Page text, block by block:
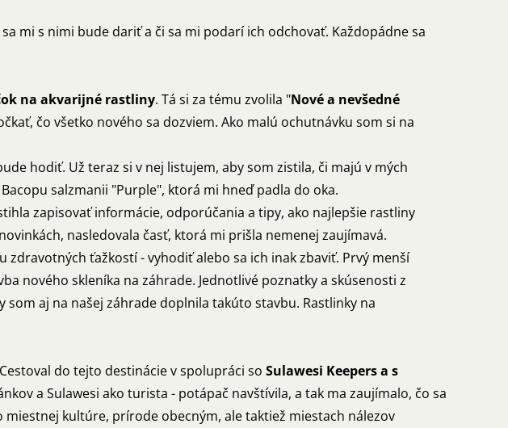
mi s nimi bude dariť a či sa mi podarí ich odchovať. Každopádne sa
na akvarijné rastliny. Tá si za tému zvolila "Nové a nevšedné
čo všetko nového sa dozviem. Ako malú ochutnávku som si na
hodiť. Už teraz si v nej listujem, aby som zistila, či majú v mých
salzmanii "Purple", ktorá mi hneď padla do oka.
zapisovať informácie, odporúčania a tipy, ako najlepšie rastliny
nasledovala časť, ktorá mi prišla nemenej zaujímavá.
ťažkostí - vyhodiť alebo sa ich inak zbaviť. Prvý menší
nového skleníka na záhrade. Jednotlivé poznatky a skúsenosti z
aj na našej záhrade doplnila takúto stavbu. Rastlinky na
do tejto destinácie v spolupráci so Sulawesi Keepers a s
a Sulawesi ako turista - potápač navštívila, a tak ma zaujímalo, čo sa
kultúre, prírode obecným, ale taktiež miestach nálezov